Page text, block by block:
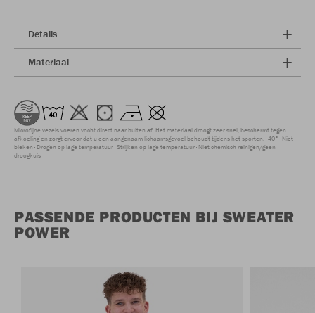
Details
Materiaal
Microfijne vezels voeren vocht direct naar buiten af. Het materiaal droogt zeer snel, beschermt tegen
afkoeling en zorgt ervoor dat u een aangenaam lichaamsgevoel behoudt tijdens het sporten. 40° Niet
bleken Drogen op lage temperatuur Strijken op lage temperatuur Niet chemisch reinigen/geen
droogkuis
PASSENDE PRODUCTEN BIJ SWEATER
POWER